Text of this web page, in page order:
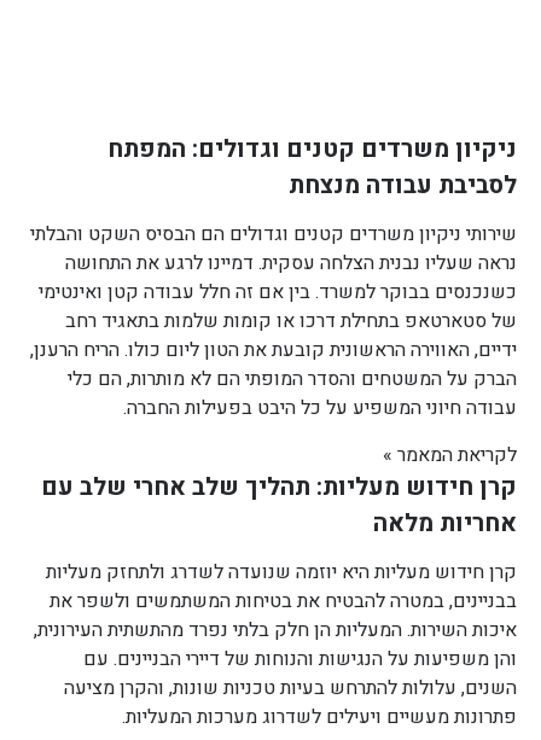
ניקיון משרדים קטנים וגדולים: המפתח
לסביבת עבודה מנצחת
שירותי ניקיון משרדים קטנים וגדולים הם הבסיס השקט והבלתי
נראה שעליו נבנית הצלחה עסקית. דמיינו לרגע את התחושה
כשנכנסים בבוקר למשרד. בין אם זה חלל עבודה קטן ואינטימי
של סטארטאפ בתחילת דרכו או קומות שלמות בתאגיד רחב
ידיים, האווירה הראשונית קובעת את הטון ליום כולו. הריח הרענן,
הברק על המשטחים והסדר המופתי הם לא מותרות, הם כלי
עבודה חיוני המשפיע על כל היבט בפעילות החברה.
לקריאת המאמר »
קרן חידוש מעליות: תהליך שלב אחרי שלב עם
אחריות מלאה
קרן חידוש מעליות היא יוזמה שנועדה לשדרג ולתחזק מעליות
בבניינים, במטרה להבטיח את בטיחות המשתמשים ולשפר את
איכות השירות. המעליות הן חלק בלתי נפרד מהתשתית העירונית,
והן משפיעות על הנגישות והנוחות של דיירי הבניינים. עם
השנים, עלולות להתרחש בעיות טכניות שונות, והקרן מציעה
פתרונות מעשיים ויעילים לשדרוג מערכות המעליות.